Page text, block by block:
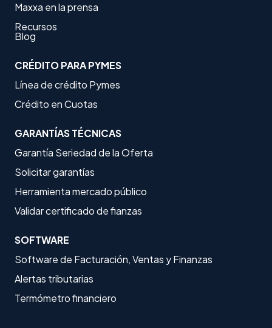
Maxxa en la prensa
Recursos
Blog
CRÉDITO PARA PYMES
Línea de crédito Pymes
Crédito en Cuotas
GARANTÍAS TÉCNICAS
Garantía Seriedad de la Oferta
Solicitar garantías
Herramienta mercado público
Validar certificado de fianzas
SOFTWARE
Software de Facturación, Ventas y Finanzas
Alertas tributarias
Termómetro financiero